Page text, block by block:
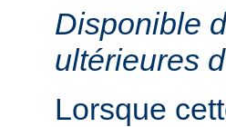
Disponible
ultérieures
Lorsque